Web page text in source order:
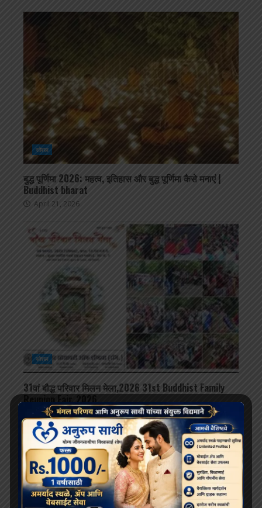
सोशल
बुद्ध पूर्णिमा 2026: महत्व, इतिहास और बुद्ध पूर्णिमा कैसे मनाएं |
Buddhist bharat
April 21, 2026
सोशल
31वां बौद्ध परिवार मिलन मेला,2026 31st Buddhist Family
Reunion Fair, 2026
January 23, 2026
SEARCH
Search